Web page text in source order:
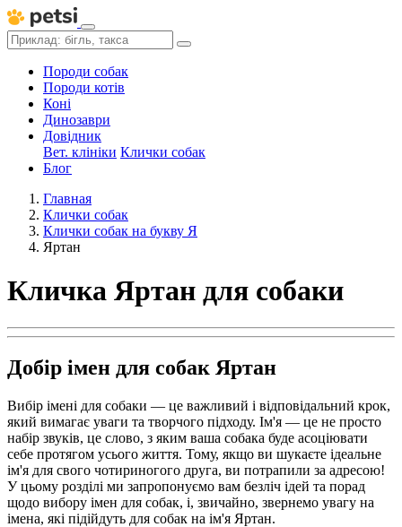
Породи собак
Породи котів
Коні
Динозаври
Довідник
Вет. клініки Клички собак
Блог
Главная
Клички собак
Клички собак на букву Я
Яртан
Кличка Яртан для собаки
Добір імен для собак Яртан
Вибір імені для собаки — це важливий і відповідальний крок,
який вимагає уваги та творчого підходу. Ім'я — це не просто
набір звуків, це слово, з яким ваша собака буде асоціювати
себе протягом усього життя. Тому, якщо ви шукаєте ідеальне
ім'я для свого чотириногого друга, ви потрапили за адресою!
У цьому розділі ми запропонуємо вам безліч ідей та порад
щодо вибору імен для собак, і, звичайно, звернемо увагу на
імена, які підійдуть для собак на ім'я Яртан.